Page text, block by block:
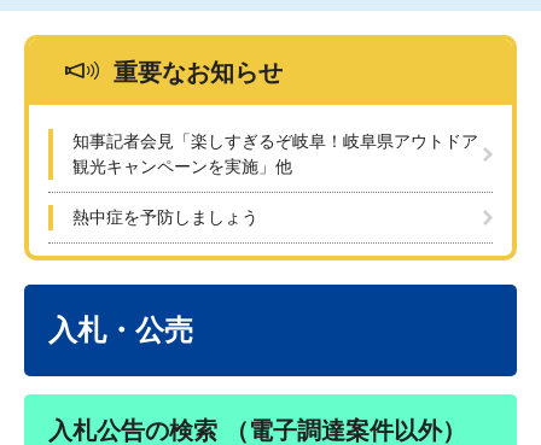
重要なお知らせ
知事記者会見「楽しすぎるぞ岐阜！岐阜県アウトドア
観光キャンペーンを実施」他
熱中症を予防しましょう
入札・公売
入札公告の検索 （電子調達案件以外）